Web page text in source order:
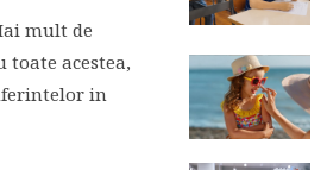
mult de
acestea,
in